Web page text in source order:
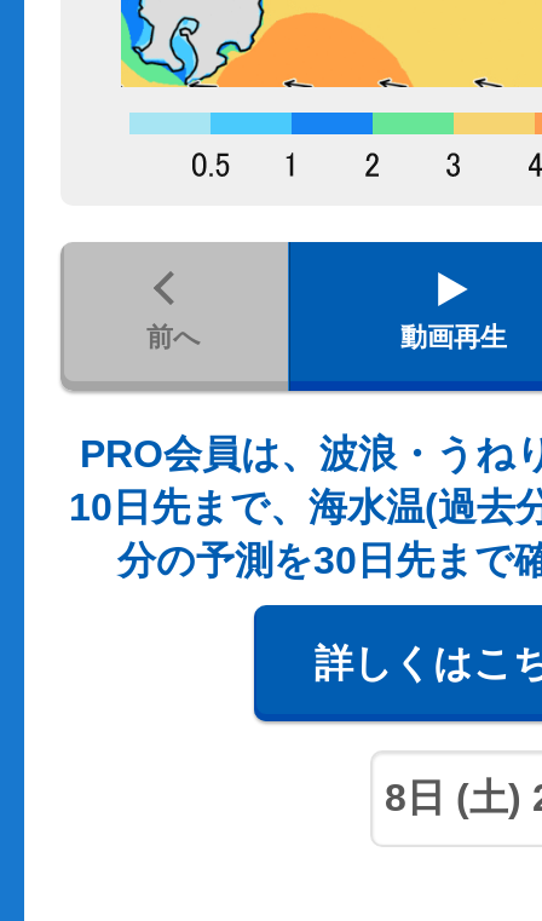
前へ 動画再生
PRO会員は、波浪・うね
10日先まで、海水温(過去
分の予測を30日先まで
詳しくはこ